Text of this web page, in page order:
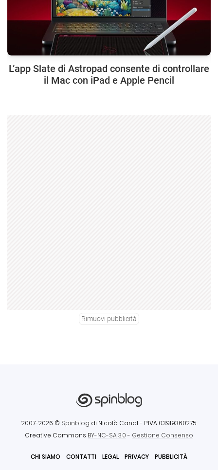
L’app Slate di Astropad consente di controllare
il Mac con iPad e Apple Pencil
Rimuovi pubblicità
2007-2026 © Spinblog di Nicolò Canal - P.IVA 03919360275
Creative Commons BY-NC-SA 3.0- Gestione Consenso
CHI SIAMO CONTATTI LEGAL PRIVACY PUBBLICITÀ